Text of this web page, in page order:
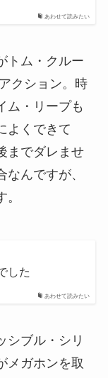
あわせて読みたい
トム・クルー
クション。時
ム・リープも
よくできて
までダレませ
んですが、
あわせて読みたい
した
シブル・シリ
メガホンを取